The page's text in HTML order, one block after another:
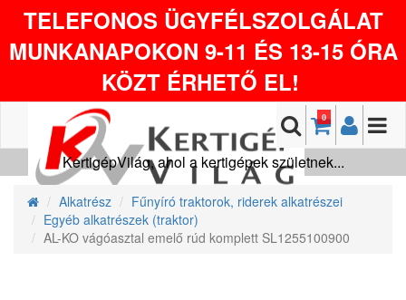
TELEFONOS ÜGYFÉLSZOLGÁLAT
MUNKANAPOKON 9-11 ÉS 13-15 ÓRA
KÖZT ÉRHETŐ EL!
0
KertigépVilág, ahol a kertigépek születnek...
Alkatrész
Fűnyíró traktorok, riderek alkatrészei
Egyéb alkatrészek (traktor)
AL-KO vágóasztal emelő rúd komplett SL1255100900